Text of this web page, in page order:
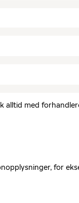
alltid med
for